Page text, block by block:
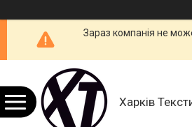
Зараз компанія не
Харків